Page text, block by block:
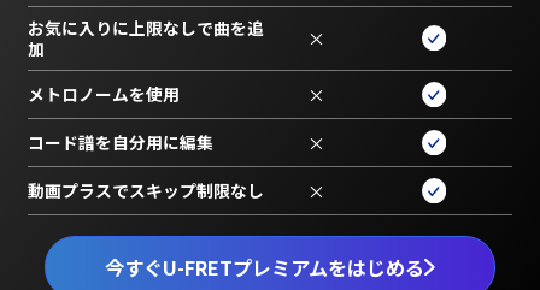
今すぐU-FRETプレミアムをはじめる
お気に入りに上限なしで曲を追
加
×
メトロノームを使用 ×
コード譜を自分用に編集 ×
動画プラスでスキップ制限なし ×